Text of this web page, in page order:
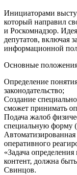
Инициаторами
который направил
и Роскомнадзор.
депутатов, включая
информационной
Основные
Определение
законодательство;
Создание
сможет принимать
Подача жалоб
специальную форму
оперативного
«Задача
контент, должна
Свинцов.